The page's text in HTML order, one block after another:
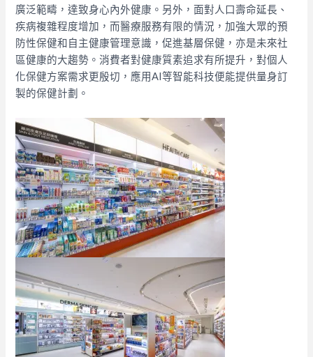
廣泛範疇，達致身心內外健康。另外，面對人口壽命延長、
疾病複雜程度增加，而醫療服務有限的情況，加強大眾的預
防性保健和自主健康管理意識，促進基層保健，亦是未來社
區健康的大趨勢。消費者對健康質素追求有所提升，對個人
化保健方案需求更殷切，應用AI等智能科技便能提供量身訂
製的保健計劃。